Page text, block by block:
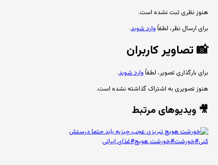
هنوز نظری ثبت نشده است.
برای ارسال نظر، لطفاًوارد شوید.
📸تصاویر کاربران
برای بارگذاری تصویر، لطفاًوارد شوید.
هنوز تصویری به اشتراک گذاشته نشده است.
🎥 ویدیوهای مرتبط